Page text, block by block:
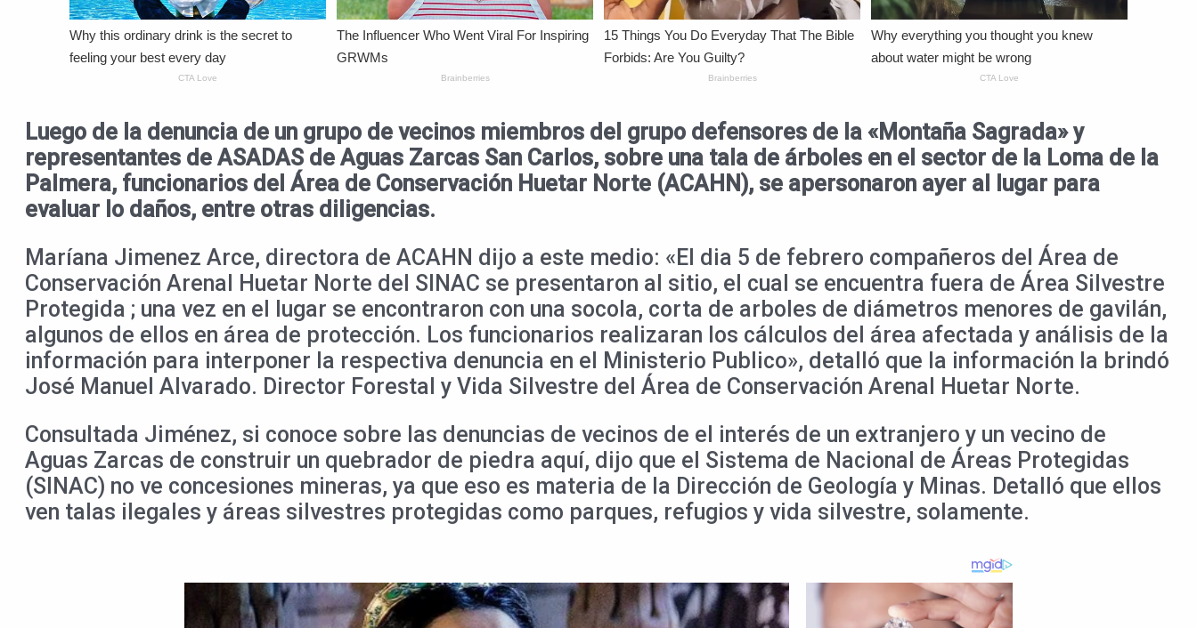
Luego de la denuncia de un grupo de vecinos miembros del grupo defensores de la «Montaña Sagrada» y
representantes de ASADAS de Aguas Zarcas San Carlos, sobre una tala de árboles en el sector de la Loma de la
Palmera, funcionarios del Área de Conservación Huetar Norte (ACAHN), se apersonaron ayer al lugar para
evaluar lo daños, entre otras diligencias.
Maríana Jimenez Arce, directora de ACAHN dijo a este medio: «El dia 5 de febrero compañeros del Área de
Conservación Arenal Huetar Norte del SINAC se presentaron al sitio, el cual se encuentra fuera de Área Silvestre
Protegida ; una vez en el lugar se encontraron con una socola, corta de arboles de diámetros menores de gavilán,
algunos de ellos en área de protección. Los funcionarios realizaran los cálculos del área afectada y análisis de la
información para interponer la respectiva denuncia en el Ministerio Publico», detalló que la información la brindó
José Manuel Alvarado. Director Forestal y Vida Silvestre del Área de Conservación Arenal Huetar Norte.
Consultada Jiménez, si conoce sobre las denuncias de vecinos de el interés de un extranjero y un vecino de
Aguas Zarcas de construir un quebrador de piedra aquí, dijo que el Sistema de Nacional de Áreas Protegidas
(SINAC) no ve concesiones mineras, ya que eso es materia de la Dirección de Geología y Minas. Detalló que ellos
ven talas ilegales y áreas silvestres protegidas como parques, refugios y vida silvestre, solamente.